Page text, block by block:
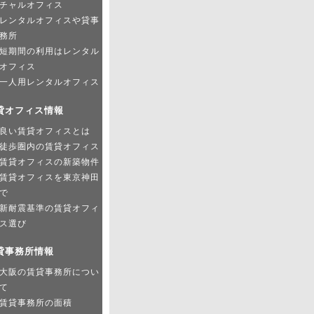
チャルオフィス
レンタルオフィスや貸事
務所
短期間の利用はレンタル
オフィス
一人用レンタルオフィス
オフィス情報
良い賃貸オフィスとは
徒歩圏内の賃貸オフィス
賃貸オフィスの新築物件
賃貸オフィスを東京神田
で
新耐震基準の賃貸オフィ
ス選び
事務所情報
大阪の賃貸事務所につい
て
賃貸事務所の面積